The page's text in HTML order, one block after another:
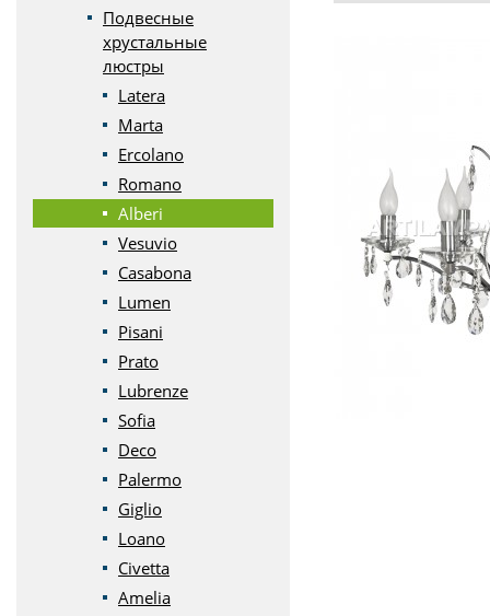
Подвесные
хрустальные
люстры
Latera
Marta
Ercolano
Romano
Alberi
Vesuvio
Casabona
Lumen
Pisani
Prato
Lubrenze
Sofia
Deco
Palermo
Giglio
Loano
Civetta
Amelia